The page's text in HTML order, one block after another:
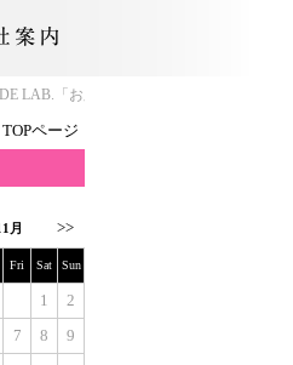
「お肌とこころにいい筆」研究所！
TOPページ
月 >>
Fri Sat Sun
1
2
7 8
9